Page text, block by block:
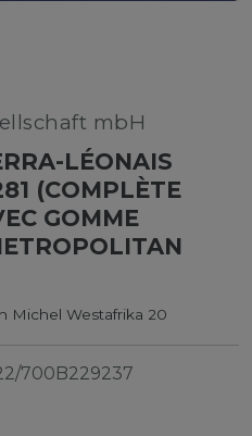
mbH
LÉONAIS
(COMPLÈTE
GOMME
Michel Westafrika 20
700B229237